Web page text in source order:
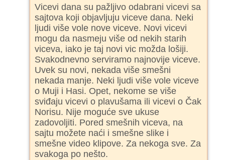
Vicevi dana su pažljivo odabrani vicevi sa
sajtova koji objavljuju viceve dana. Neki
ljudi više vole nove viceve. Novi vicevi
mogu da nasmeju više od nekih starih
viceva, iako je taj novi vic možda lošiji.
Svakodnevno serviramo najnovije viceve.
Uvek su novi, nekada više smešni
nekada manje. Neki ljudi više vole viceve
o Muji i Hasi. Opet, nekome se više
sviđaju vicevi o plavušama ili vicevi o Čak
Norisu. Nije moguće sve ukuse
zadovoljiti. Pored smešnih viceva, na
sajtu možete naći i smešne slike i
smešne video klipove. Za nekoga sve. Za
svakoga po nešto.